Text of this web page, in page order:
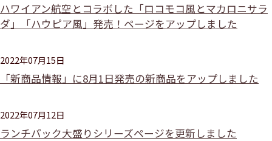
ハワイアン航空とコラボした「ロコモコ風とマカロニサラ
ダ」「ハウピア風」発売！ページをアップしました
2022年07月15日
「新商品情報」に8月1日発売の新商品をアップしました
2022年07月12日
ランチパック大盛りシリーズページを更新しました